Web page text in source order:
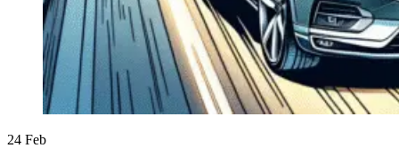
24 Feb